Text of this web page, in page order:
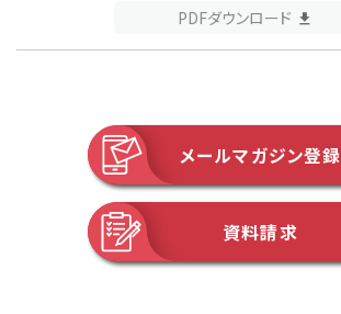
PDFダウンロード
メールマガジン登録
資料請求